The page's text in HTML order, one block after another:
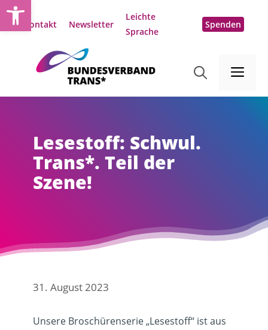
Zum
Inhalt
Kontakt Newsletter
Leichte
Sprache
Spenden
Lesestoff: Schwul.
Trans*. Teil der
Szene!
31. August 2023
Unsere Broschürenserie „Lesestoff“ ist aus